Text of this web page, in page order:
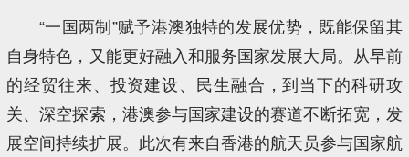
“一国两制”赋予港澳独特的发展优势，既能保留其
自身特色，又能更好融入和服务国家发展大局。从早前
的经贸往来、投资建设、民生融合，到当下的科研攻
关、深空探索，港澳参与国家建设的赛道不断拓宽，发
展空间持续扩展。此次有来自香港的航天员参与国家航